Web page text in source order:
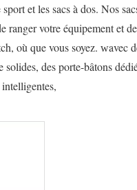
et les sacs à dos. Nos
ranger votre équipement et
où que vous soyez. wavec
solides, des porte-bâtons